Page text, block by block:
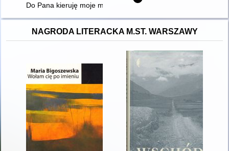
Do Pana kieruję moje milczenie : spotkania, których nie było
NAGRODA LITERACKA M.ST. WARSZAWY